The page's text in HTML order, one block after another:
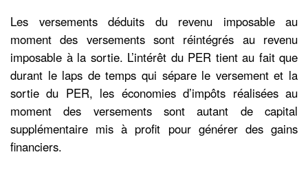
Les versements déduits du revenu imposable au
moment des versements sont réintégrés au revenu
imposable à la sortie. L’intérêt du PER tient au fait que
durant le laps de temps qui sépare le versement et la
sortie du PER, les économies d’impôts réalisées au
moment des versements sont autant de capital
supplémentaire mis à profit pour générer des gains
financiers.